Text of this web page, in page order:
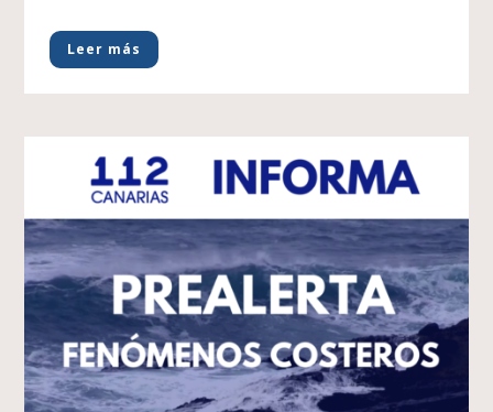
Leer más